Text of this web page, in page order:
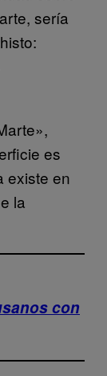
sería
es
existe en
la
con